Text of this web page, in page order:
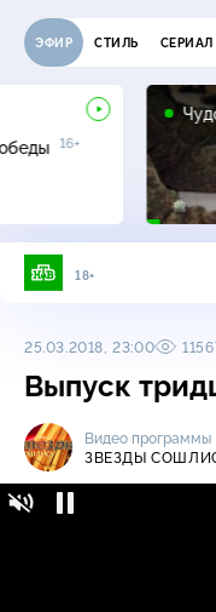
ЭФИР СТИЛЬ СЕРИАЛ
16+
18+
25.03.2018, 23:00
Выпуск
Видео программы
ЗВЕЗДЫ